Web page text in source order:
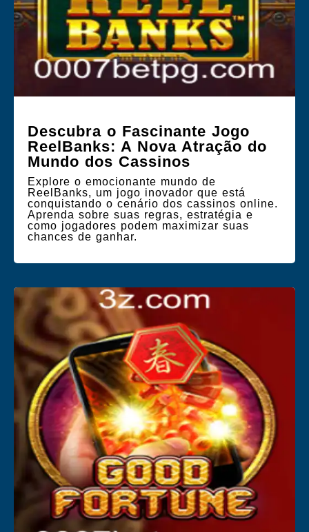
Descubra o Fascinante Jogo
ReelBanks: A Nova Atração do
Mundo dos Cassinos
Explore o emocionante mundo de
ReelBanks, um jogo inovador que está
conquistando o cenário dos cassinos online.
Aprenda sobre suas regras, estratégia e
como jogadores podem maximizar suas
chances de ganhar.